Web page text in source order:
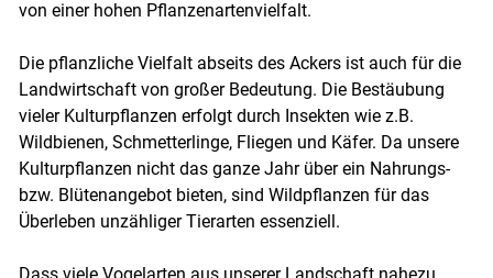
von einer hohen Pflanzenartenvielfalt.
Die pflanzliche Vielfalt abseits des Ackers ist auch für die
Landwirtschaft von großer Bedeutung. Die Bestäubung
vieler Kulturpflanzen erfolgt durch Insekten wie z.B.
Wildbienen, Schmetterlinge, Fliegen und Käfer. Da unsere
Kulturpflanzen nicht das ganze Jahr über ein Nahrungs-
bzw. Blütenangebot bieten, sind Wildpflanzen für das
Überleben unzähliger Tierarten essenziell.
Dass viele Vogelarten aus unserer Landschaft nahezu